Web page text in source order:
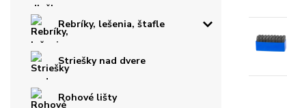
Rebríky, lešenia, štafle
Striešky nad dvere
Rohové lišty